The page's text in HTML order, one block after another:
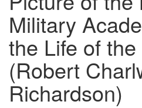
Military
the Life of
(Robert
Richardson)